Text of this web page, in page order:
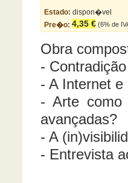
Estado: dispon�vel
Pre�o: 4,35 € (6% de
Obra
-
- A Internet
- Arte como
avançadas?
- A
- Entrevista